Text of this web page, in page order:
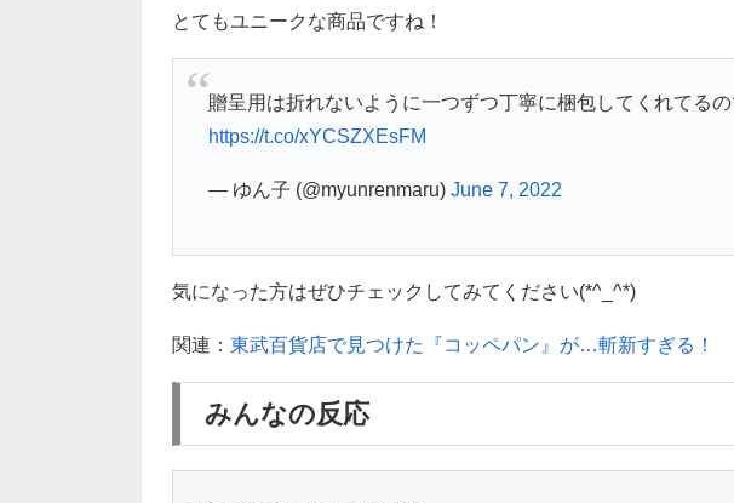
とてもユニークな商品ですね！
贈呈用は折れないように一つずつ丁寧に梱包してくれてる
https://t.co/xYCSZXEsFM
— ゆん子 (@myunrenmaru) June 7, 2022
気になった方はぜひチェックしてみてください(*^_^*)
関連： 東武百貨店で見つけた『コッペパン』が…斬新すぎる！
みんなの反応